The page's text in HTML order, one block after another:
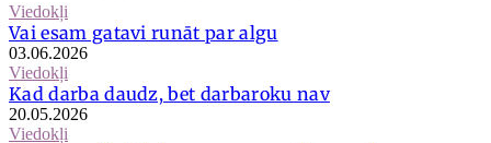
Viedokļi
Vai esam gatavi runāt par algu
03.06.2026
Viedokļi
Kad darba daudz, bet darbaroku nav
20.05.2026
Viedokļi